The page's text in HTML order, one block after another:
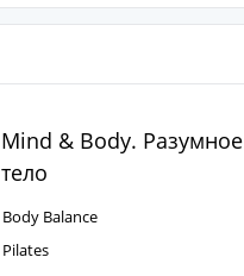
Mind & Body. Разумное
тело
Body Balance
Pilates